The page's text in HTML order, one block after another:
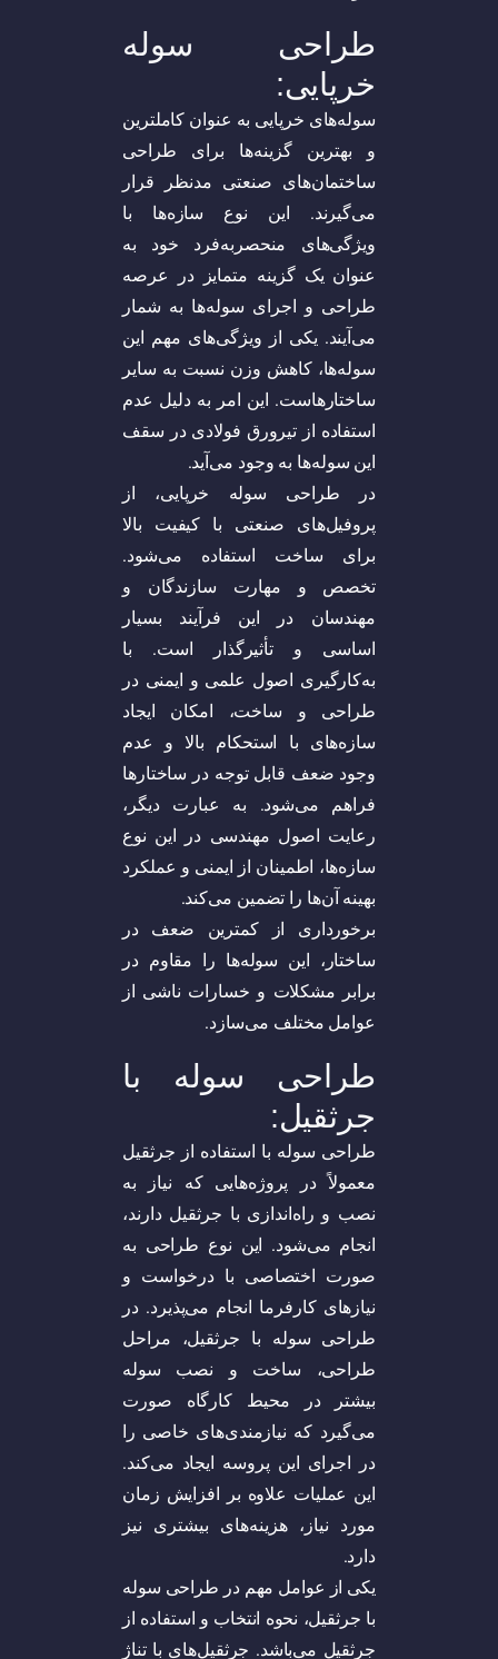
طراحی سوله
خرپایی:
سوله‌های خرپایی به عنوان کاملترین
و بهترین گزینه‌ها برای طراحی
ساختمان‌های صنعتی مدنظر قرار
می‌گیرند. این نوع سازه‌ها با
ویژگی‌های منحصربه‌فرد خود به
عنوان یک گزینه متمایز در عرصه
طراحی و اجرای سوله‌ها به شمار
می‌آیند. یکی از ویژگی‌های مهم این
سوله‌ها، کاهش وزن نسبت به سایر
ساختارهاست. این امر به دلیل عدم
استفاده از تیرورق فولادی در سقف
این سوله‌ها به وجود می‌آید.
در طراحی سوله خرپایی، از
پروفیل‌های صنعتی با کیفیت بالا
برای ساخت استفاده می‌شود.
تخصص و مهارت سازندگان و
مهندسان در این فرآیند بسیار
اساسی و تأثیرگذار است. با
به‌کارگیری اصول علمی و ایمنی در
طراحی و ساخت، امکان ایجاد
سازه‌های با استحکام بالا و عدم
وجود ضعف قابل توجه در ساختار‌ها
فراهم می‌شود. به عبارت دیگر،
رعایت اصول مهندسی در این نوع
سازه‌ها، اطمینان از ایمنی و عملکرد
بهینه آن‌ها را تضمین می‌کند.
برخورداری از کمترین ضعف در
ساختار، این سوله‌ها را مقاوم در
برابر مشکلات و خسارات ناشی از
عوامل مختلف می‌سازد.
طراحی سوله با
جرثقیل:
طراحی سوله با استفاده از جرثقیل
معمولاً در پروژه‌هایی که نیاز به
نصب و راه‌اندازی با جرثقیل دارند،
انجام می‌شود. این نوع طراحی به
صورت اختصاصی با درخواست و
نیاز‌های کارفرما انجام می‌پذیرد. در
طراحی سوله با جرثقیل، مراحل
طراحی، ساخت و نصب سوله
بیشتر در محیط کارگاه صورت
می‌گیرد که نیازمندی‌های خاصی را
در اجرای این پروسه ایجاد می‌کند.
این عملیات علاوه بر افزایش زمان
مورد نیاز، هزینه‌های بیشتری نیز
دارد.
یکی از عوامل مهم در طراحی سوله
با جرثقیل، نحوه انتخاب و استفاده از
جرثقیل می‌باشد. جرثقیل‌های با تناژ